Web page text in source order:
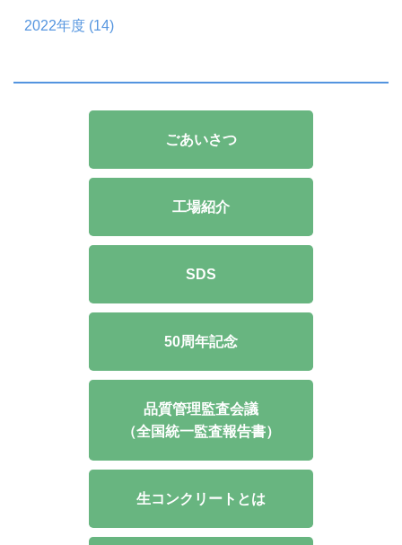
2022年度 (14)
ごあいさつ
工場紹介
SDS
50周年記念
品質管理監査会議
（全国統一監査報告書）
生コンクリートとは